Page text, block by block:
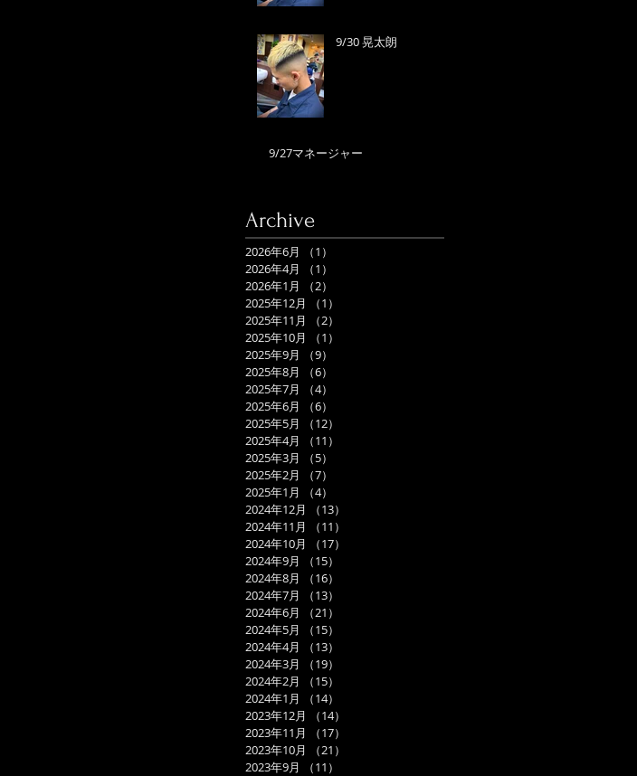
9/30 晃太朗
9/27マネージャー
Archive
2026年6月 （1）
2026年4月
（1）
2026年1月
（2）
2025年12月
（1）
2025年11月
（2）
2025年10月
（1）
2025年9月
（9）
2025年8月
（6）
2025年7月
（4）
2025年6月
（6）
2025年5月
（12）
2025年4月
（11）
2025年3月
（5）
2025年2月
（7）
2025年1月
（4）
2024年12月
（13）
2024年11月
（11）
2024年10月
（17）
2024年9月
（15）
2024年8月
（16）
2024年7月
（13）
2024年6月
（21）
2024年5月
（15）
2024年4月
（13）
2024年3月
（19）
2024年2月
（15）
2024年1月
（14）
2023年12月
（14）
2023年11月
（17）
2023年10月
（21）
2023年9月
（11）